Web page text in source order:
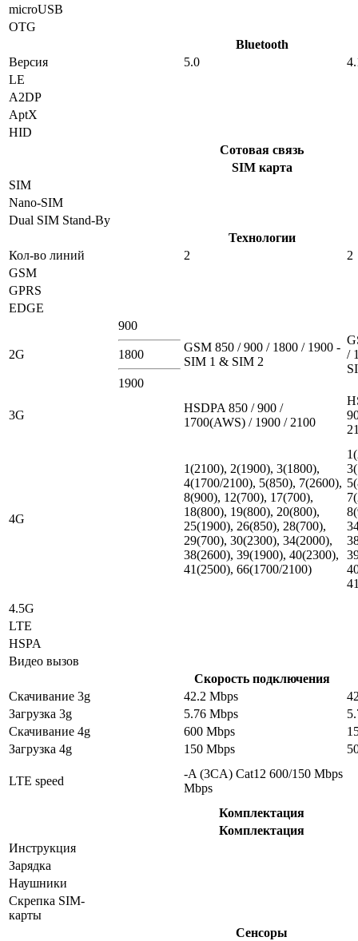
microUSB
OTG
Bluetooth
Версия
5.0
LE
A2DP
AptX
HID
Сотовая связь
SIM карта
SIM
Nano-SIM
Dual SIM Stand-By
Технологии
Кол-во линий
2
2
GSM
GPRS
EDGE
2G
900
1800
1900
GSM 850 / 900 / 1800 / 1900 -
SIM 1 & SIM 2
/
3G
HSDPA 850 / 900 /
1700(AWS) / 1900 / 2100
4G
1(2100), 2(1900), 3(1800),
4(1700/2100), 5(850), 7(2600),
8(900), 12(700), 17(700),
18(800), 19(800), 20(800),
25(1900), 26(850), 28(700),
29(700), 30(2300), 34(2000),
38(2600), 39(1900), 40(2300),
41(2500), 66(1700/2100)
4.5G
LTE
HSPA
Видео вызов
Скорость подключения
Скачивание 3g
42.2 Mbps
Загрузка 3g
5.76 Mbps
Скачивание 4g
600 Mbps
Загрузка 4g
150 Mbps
LTE speed
-A (3CA) Cat12 600/150 Mbps
Mbps
Комплектация
Комплектация
Инструкция
Зарядка
Наушники
Скрепка SIM-
карты
Сенсоры